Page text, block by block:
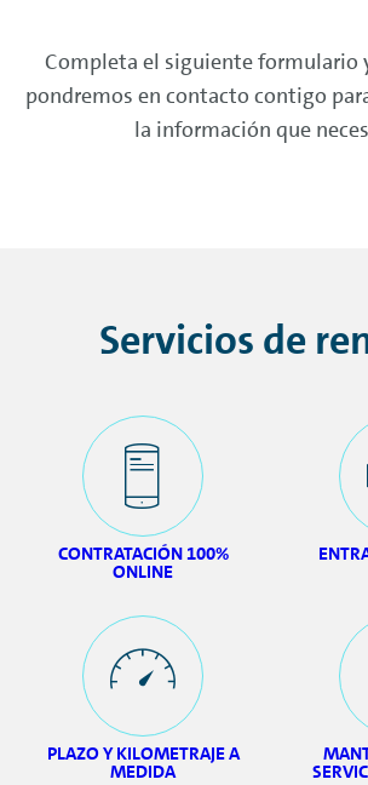
Completa el siguiente formulario
pondremos en contacto contigo
la información que
Servicios de
CONTRATACIÓN 100%
ONLINE
PLAZO Y KILOMETRAJE A
MEDIDA